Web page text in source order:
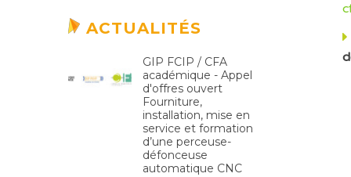
ACTUALITÉS
GIP FCIP / CFA
académique - Appel
d'offres ouvert
Fourniture,
installation, mise en
service et formation
d’une perceuse-
défonceuse
automatique CNC